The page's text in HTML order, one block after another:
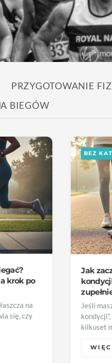
PRZYGOTOWANIE
BIEGÓW
krok po
na
się, czy
Jak
BEZ
Jeśli
kilkuset